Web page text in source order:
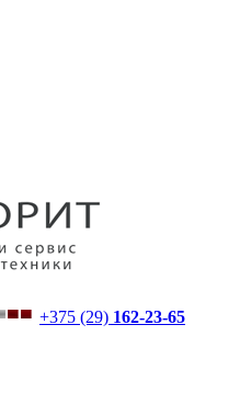
+375 (29) 162-23-65